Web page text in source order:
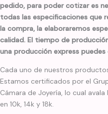
pedido, para poder cotizar es
todas las especificaciones que
la compra, la elaboraremos
calidad. El tiempo de
una producción express
Cada uno de nuestros
Estamos certificados por el
Cámara de Joyería, lo cual
en 10k, 14k y 18k.